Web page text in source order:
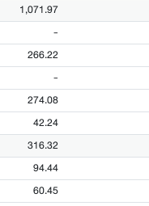
1,071.97
-
266.22
-
274.08
42.24
316.32
94.44
60.45